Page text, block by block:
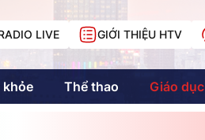
LIVE GIỚI THIỆU HTV
khỏe Thể thao Giáo dục